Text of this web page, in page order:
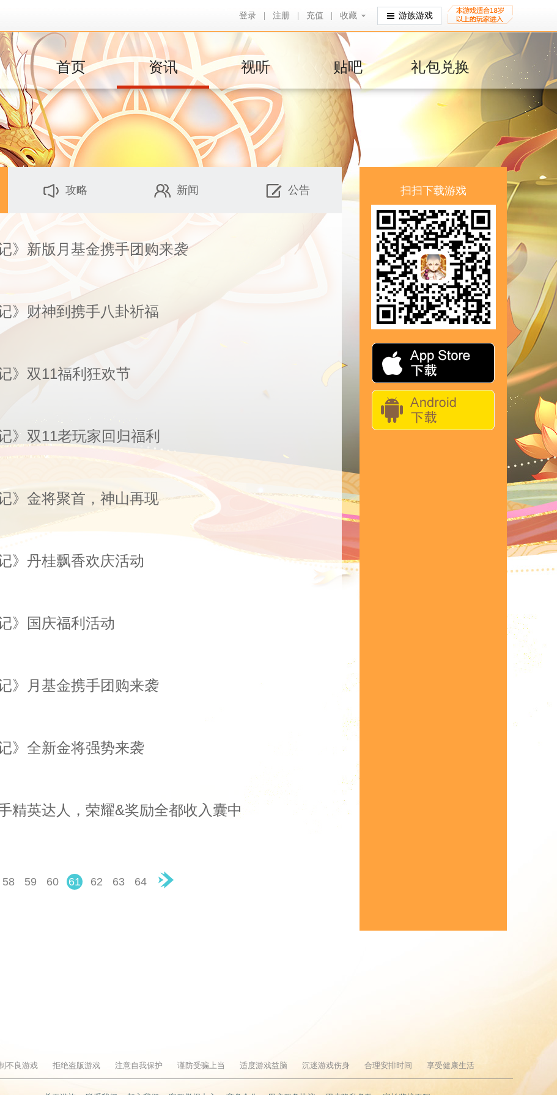
登录 注册 充值 收藏
收藏 游族游戏
首页 资讯 视听 贴吧 礼包兑换
攻略 新闻 公告
》新版月基金携手团购来袭
》财神到携手八卦祈福
》双11福利狂欢节
》双11老玩家回归福利
》金将聚首，神山再现
》丹桂飘香欢庆活动
》国庆福利活动
》月基金携手团购来袭
》全新金将强势来袭
精英达人，荣耀&奖励全都收入囊中
58 59 60 61 62 63
64
扫扫下载游戏
不良游戏 拒绝盗版游戏 注意自我保护 谨防受骗上当 适度游戏益脑 沉迷游戏伤身 合理安排时间 享受健康生活